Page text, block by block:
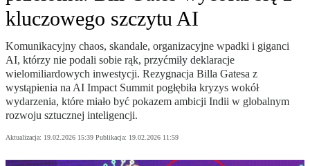
kluczowego szczytu AI
Komunikacyjny chaos, skandale, organizacyjne wpadki i giganci
AI, którzy nie podali sobie rąk, przyćmiły deklaracje
wielomiliardowych inwestycji. Rezygnacja Billa Gatesa z
wystąpienia na AI Impact Summit pogłębiła kryzys wokół
wydarzenia, które miało być pokazem ambicji Indii w globalnym
rozwoju sztucznej inteligencji.
Aktualizacja: 19.02.2026 15:39 Publikacja: 19.02.2026 11:59